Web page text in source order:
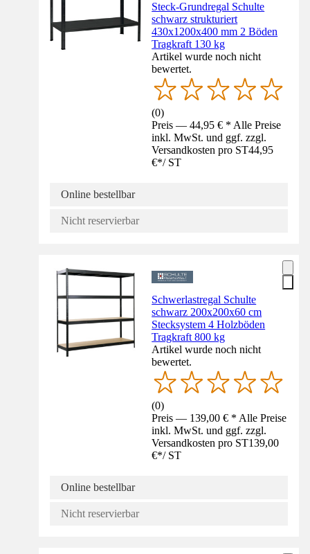
Steck-Grundregal Schulte
schwarz strukturiert
430x1200x400 mm 2 Böden
Tragkraft 130 kg
Artikel wurde noch nicht
bewertet.
(0)
Preis — 44,95 € * Alle Preise
inkl. MwSt. und ggf. zzgl.
Versandkosten pro ST44,95
€*/ ST
Online bestellbar
Nicht reservierbar
Schwerlastregal Schulte
schwarz 200x200x60 cm
Stecksystem 4 Holzböden
Tragkraft 800 kg
Artikel wurde noch nicht
bewertet.
(0)
Preis — 139,00 € * Alle Preise
inkl. MwSt. und ggf. zzgl.
Versandkosten pro ST139,00
€*/ ST
Online bestellbar
Nicht reservierbar